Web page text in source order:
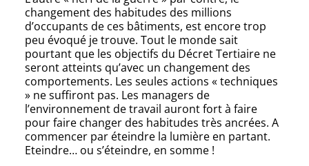
changement des habitudes des millions
d’occupants de ces bâtiments, est encore trop
peu évoqué je trouve. Tout le monde sait
pourtant que les objectifs du Décret Tertiaire ne
seront atteints qu’avec un changement des
comportements. Les seules actions « techniques
» ne suffiront pas. Les managers de
l’environnement de travail auront fort à faire
pour faire changer des habitudes très ancrées. A
commencer par éteindre la lumière en partant.
Eteindre… ou s’éteindre, en somme !